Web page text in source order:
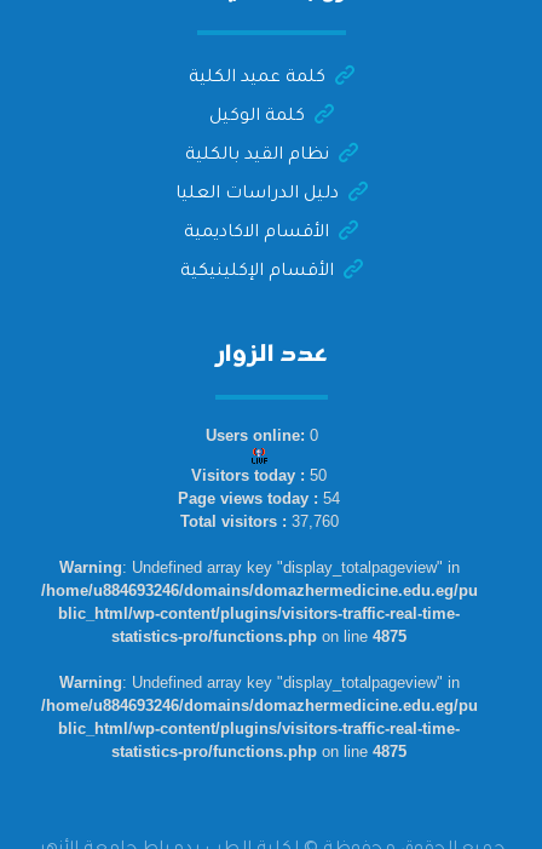
كلمة عميد الكلية
كلمة الوكيل
نظام القيد بالكلية
دليل الدراسات العليا
الأقسام الاكاديمية
الأقسام الإكلينيكية
عدد الزوار
Users online: 0
Visitors today : 50
Page views today : 54
Total visitors : 37,760
Warning: Undefined array key "display_totalpageview" in
/home/u884693246/domains/domazhermedicine.edu.eg/pu
blic_html/wp-content/plugins/visitors-traffic-real-time-
statistics-pro/functions.php on line 4875
Warning: Undefined array key "display_totalpageview" in
/home/u884693246/domains/domazhermedicine.edu.eg/pu
blic_html/wp-content/plugins/visitors-traffic-real-time-
statistics-pro/functions.php on line 4875